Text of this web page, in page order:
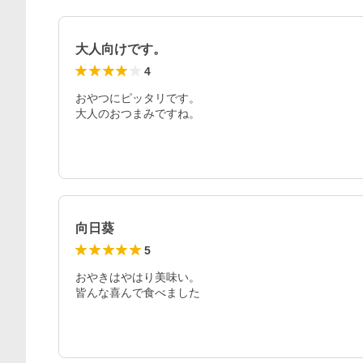
大人向けです。
4
おやつにピッタリです。
大人のおつまみですね。
向日葵
5
おやきはやはり美味い。
皆んな喜んで食べました